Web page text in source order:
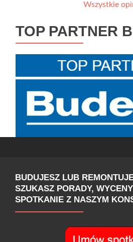
Wszystkie
TOP PARTNER
BUDUJESZ LUB
SZUKASZ PORADY,
SPOTKANIE Z NASZYM